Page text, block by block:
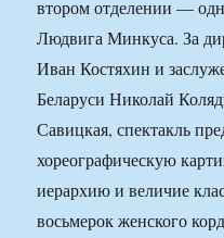
втором отделении —
Людвига Минкуса. За
Иван Костяхин и
Беларуси Николай
Савицкая, спектакль
хореографическую
иерархию и величие
восьмерок женского